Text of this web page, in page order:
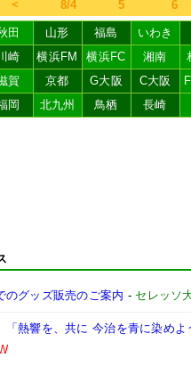
＜ 8/4 5 6
田 山形 福島
いわき
崎 横浜FM 横浜FC 湘南
賀 京都 G大阪 C大阪
岡 北九州 鳥栖 長崎
のグッズ販売のご案内 - セレッソ
「熱響を、共に 今治を青に染め